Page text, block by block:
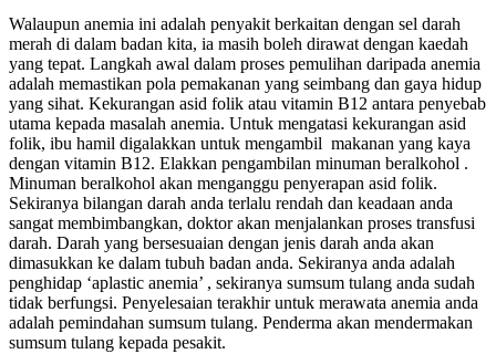
Walaupun anemia ini adalah penyakit berkaitan dengan sel darah
merah di dalam badan kita, ia masih boleh dirawat dengan kaedah
yang tepat. Langkah awal dalam proses pemulihan daripada anemia
adalah memastikan pola pemakanan yang seimbang dan gaya hidup
yang sihat. Kekurangan asid folik atau vitamin B12 antara penyebab
utama kepada masalah anemia. Untuk mengatasi kekurangan asid
folik, ibu hamil digalakkan untuk mengambil makanan yang kaya
dengan vitamin B12. Elakkan pengambilan minuman beralkohol .
Minuman beralkohol akan menganggu penyerapan asid folik.
Sekiranya bilangan darah anda terlalu rendah dan keadaan anda
sangat membimbangkan, doktor akan menjalankan proses transfusi
darah. Darah yang bersesuaian dengan jenis darah anda akan
dimasukkan ke dalam tubuh badan anda. Sekiranya anda adalah
penghidap ‘aplastic anemia’ , sekiranya sumsum tulang anda sudah
tidak berfungsi. Penyelesaian terakhir untuk merawata anemia anda
adalah pemindahan sumsum tulang. Penderma akan mendermakan
sumsum tulang kepada pesakit.